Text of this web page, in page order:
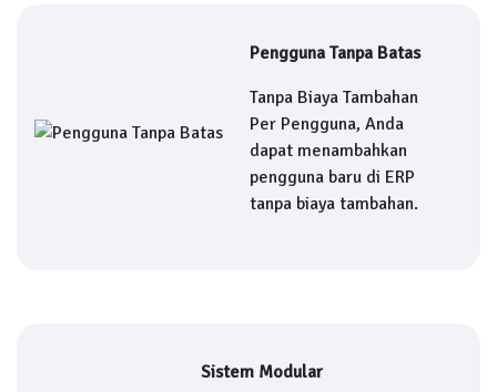
Pengguna Tanpa Batas
Tanpa Biaya Tambahan
Per Pengguna, Anda
dapat menambahkan
pengguna baru di ERP
tanpa biaya tambahan.
Sistem Modular